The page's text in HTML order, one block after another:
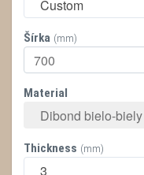
Custom
Šírka (mm)
Material
Dibond bielo-biely
Thickness (mm)
3